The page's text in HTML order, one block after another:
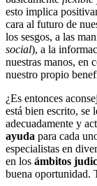
esto implica
cara al futuro de
los sesgos, a las
social), a la
nuestras manos, en
nuestro propio
¿Es entonces
está bien escrito, se
adecuadamente y
ayuda para cada
especialistas en
en los ámbitos
buena oportunidad.